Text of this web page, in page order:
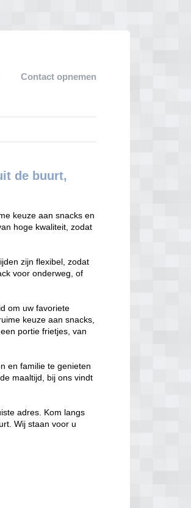
Contact opnemen
de buurt,
keuze aan snacks en
hoge kwaliteit, zodat
zijn flexibel, zodat
voor onderweg, of
om uw favoriete
keuze aan snacks,
portie frietjes, van
en familie te genieten
maaltijd, bij ons vindt
adres. Kom langs
Wij staan voor u